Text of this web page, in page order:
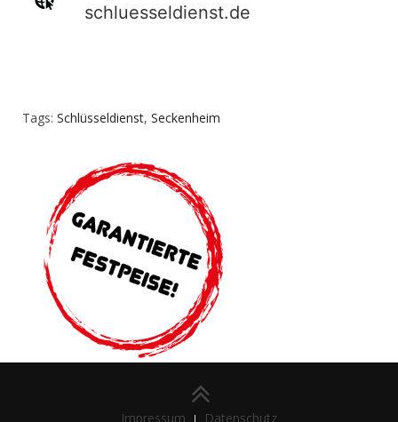
schluesseldienst.de
Tags: Schlüsseldienst, Seckenheim
Impressum Datenschutz